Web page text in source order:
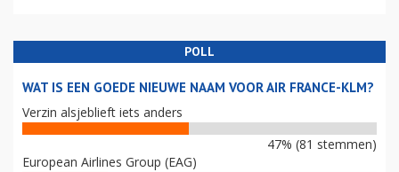
POLL
WAT IS EEN GOEDE NIEUWE NAAM VOOR AIR FRANCE-KLM?
Verzin alsjeblieft iets anders
47% (81 stemmen)
European Airlines Group (EAG)